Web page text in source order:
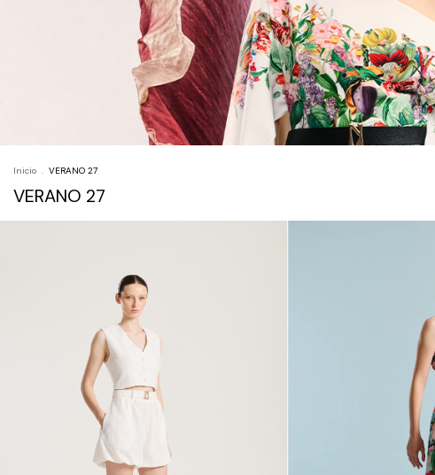
Inicio . VERANO 27
VERANO 27